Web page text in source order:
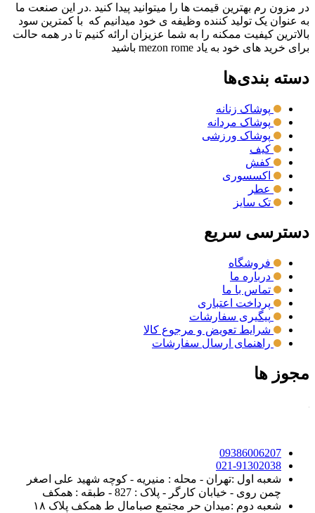
در مزون رم بهترین قیمت ها را میتوانید پیدا کنید .در این صنعت ما
به عنوان یک تولید کننده وظیفه ی خود میدانیم که با کمترین سود
بالاترین کیفیت ممکنه را به شما عزیزان ارائه کنیم تا در همه حالت
برای خرید های خود به یاد mezon rome باشید
دسته بندی‌ها
پوشاک زنانه
پوشاک مردانه
پوشاک ورزشی
کیف
کفش
اکسسوری
عطر
تک سایز
دسترسی سریع
فروشگاه
درباره ما
تماس با ما
پرداخت اعتباری
پیگیری سفارشات
شرایط تعویض و مرجوع کالا
راهنمای ارسال سفارشات
مجوز ها
09386006207
021-91302038
شعبه اول :تهران - محله : منیریه - کوچه شهید علی اصغر
چمن روی - خیابان کارگر - پلاک : 827 - طبقه : همکف
شعبه دوم :میدان حر مجتمع صبامال ط همکف پلاک ۱۸